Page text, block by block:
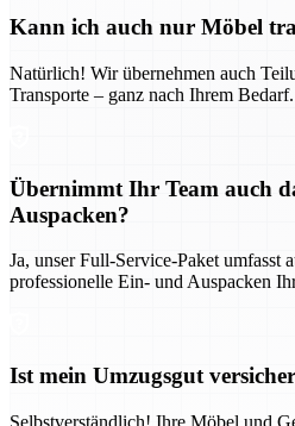
Kann ich auch nur Möbel
Natürlich! Wir übernehmen auch
Transporte – ganz nach Ihrem Bedarf.
Übernimmt Ihr Team auch
Auspacken?
Ja, unser Full-Service-Paket umfasst
professionelle Ein- und Auspacken
Ist mein Umzugsgut
Selbstverständlich! Ihre Möbel und